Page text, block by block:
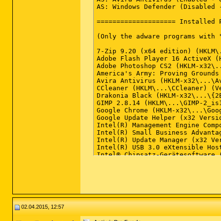
02.04.2015, 12:57